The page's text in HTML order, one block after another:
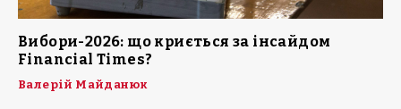
Вибори-2026: що криється за інсайдом
Financial Times?
Валерій Майданюк